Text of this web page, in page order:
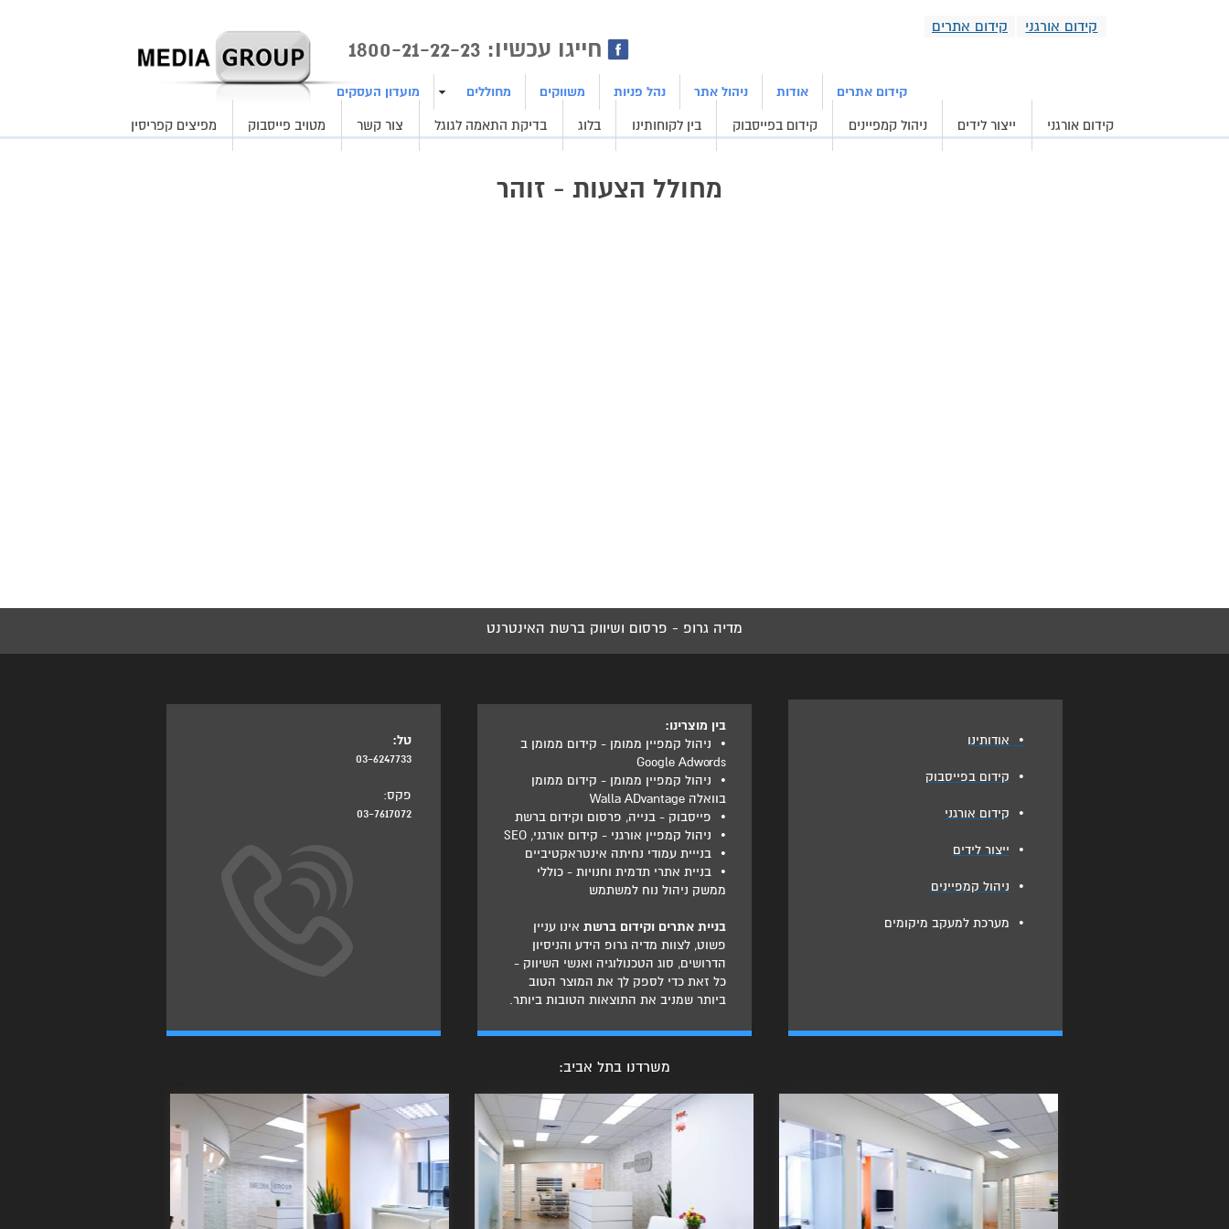
חייגו עכשיו: 1800-21-22-23
קידום אורגני קידום אתרים
קידום אורגני ייצור לידים ניהול קמפיינים קידום בפייסבוק בין לקוחותינו בלוג בדיקת התאמה לגוגל צור קשר מטויב פייסבוק מפיצים קפריסין
קידום אתרים אודות ניהול אתר נהל פניות משווקים מחוללים מועדון העסקים
מחולל הצעות - זוהר
מדיה גרופ - פרסום ושיווק ברשת האינטרנט
בין מוצרינו:
•
ניהול קמפיין ממומן - קידום ממומן ב
Google Adwords
•
ניהול קמפיין ממומן - קידום ממומן
בוואלה Walla ADvantage
• פייסבוק - בנייה, פרסום וקידום ברשת
• ניהול קמפיין אורגני - קידום אורגני, SEO
• בנייית עמודי נחיתה אינטראקטיביים
• בניית אתרי תדמית וחנויות - כוללי
ממשק ניהול נוח למשתמש
בניית אתרים וקידום ברשתאינו עניין
פשוט, לצוות מדיה גרופ הידע והניסיון
הדרושים, סוג הטכנולוגיה ואנשי השיווק -
כל זאת כדי לספק לך את המוצר הטוב
ביותר שמניב את התוצאות הטובות ביותר.
• אודותינו
• קידום בפייסבוק
• קידום אורגני
• ייצור לידים
• ניהול קמפיינים
• מערכת למעקב מיקומים
טל:
03-6247733
פקס:
03-7617072
משרדנו בתל אביב: